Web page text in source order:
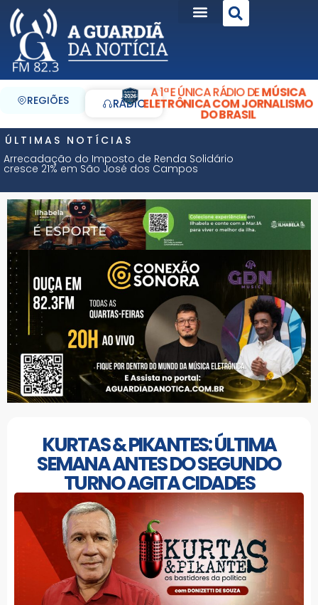
REGIÕES RÁDIO
A 1ª E ÚNICA RÁDIO DEMÚSICA
ELETRÔNICA COM JORNALISMO
DO BRASIL
ÚLTIMAS NOTÍCIAS
Arrecadação do Imposto de Renda Solidário
cresce 21% em São José dos Campos
KURTAS & PIKANTES: ÚLTIMA
SEMANA ANTES DO SEGUNDO
TURNO AGITA CIDADES